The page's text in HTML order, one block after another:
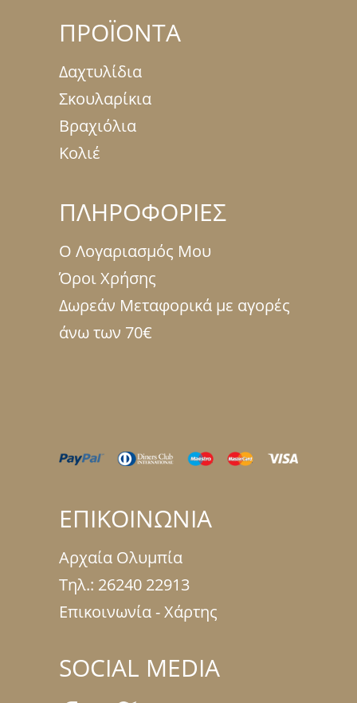
ΠΡΟΪΟΝΤΑ
Δαχτυλίδια
Σκουλαρίκια
Βραχιόλια
Κολιέ
ΠΛΗΡΟΦΟΡΙΕΣ
Ο Λογαριασμός Μου
Όροι Χρήσης
Δωρεάν Μεταφορικά με αγορές
άνω των 70€
ΕΠΙΚΟΙΝΩΝΙΑ
Αρχαία Ολυμπία
Τηλ.: 26240 22913
Επικοινωνία - Χάρτης
SOCIAL MEDIA